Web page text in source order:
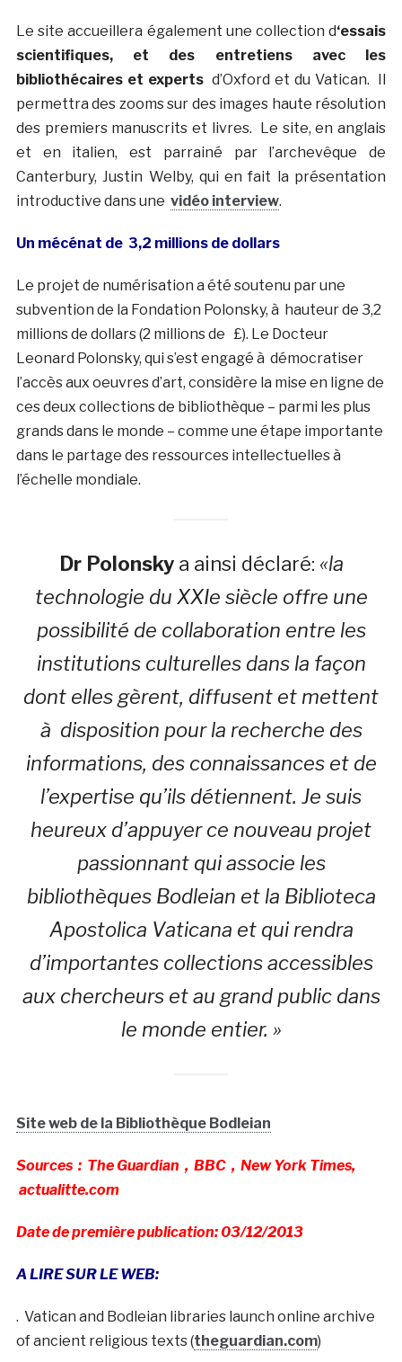
Le site accueillera également une collection d‘essais
scientifiques, et des entretiens avec les
bibliothécaires et expertsd’Oxford et du Vatican. Il
permettra des zooms sur des images haute résolution
des premiers manuscrits et livres. Le site, en anglais
et en italien, est parrainé par l’archevêque de
Canterbury, Justin Welby, qui en fait la présentation
introductive dans une vidéo interview.
Un mécénat de 3,2 millions de dollars
Le projet de numérisation a été soutenu par une
subvention de la Fondation Polonsky, à hauteur de 3,2
millions de dollars (2 millions de £). Le Docteur
Leonard Polonsky, qui s’est engagé à démocratiser
l’accès aux oeuvres d’art, considère la mise en ligne de
ces deux collections de bibliothèque – parmi les plus
grands dans le monde – comme une étape importante
dans le partage des ressources intellectuelles à
l’échelle mondiale.
Dr Polonskya ainsi déclaré: «la
technologie du XXIe siècle offre une
possibilité de collaboration entre les
institutions culturelles dans la façon
dont elles gèrent, diffusent et mettent
à disposition pour la recherche des
informations, des connaissances et de
l’expertise qu’ils détiennent. Je suis
heureux d’appuyer ce nouveau projet
passionnant qui associe les
bibliothèques Bodleian et la Biblioteca
Apostolica Vaticana et qui rendra
d’importantes collections accessibles
aux chercheurs et au grand public dans
le monde entier. »
Site web de la Bibliothèque Bodleian
Sources : The Guardian , BBC , New York Times,
actualitte.com
Date de première publication: 03/12/2013
A LIRE SUR LE WEB:
. Vatican and Bodleian libraries launch online archive
of ancient religious texts (theguardian.com)